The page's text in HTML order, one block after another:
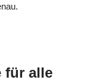
für alle